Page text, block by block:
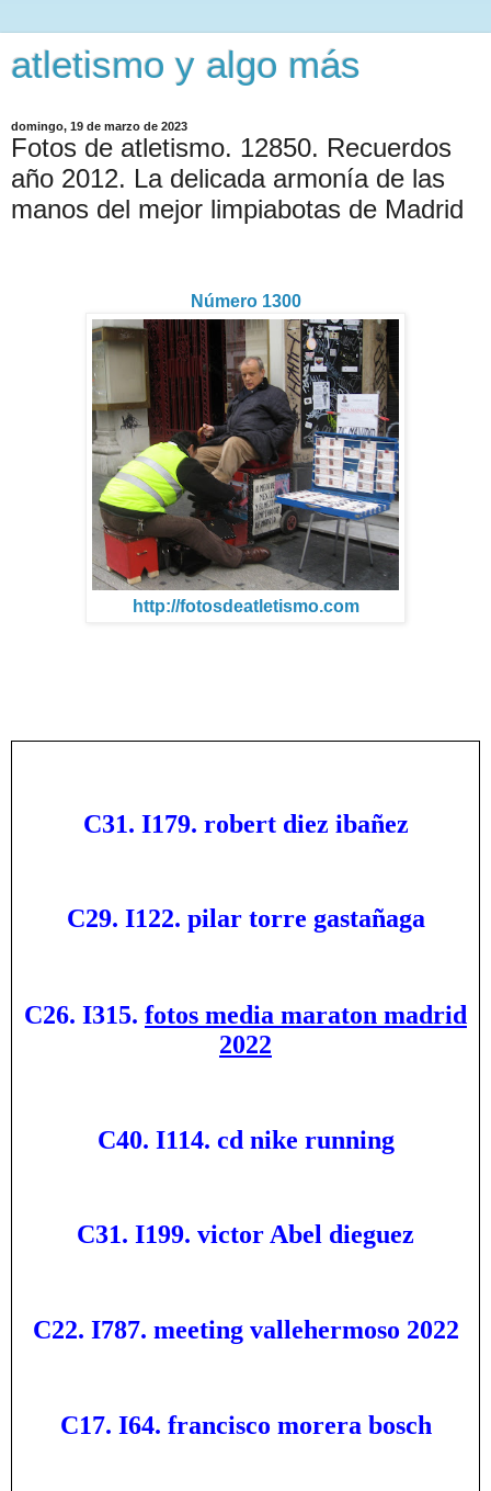
atletismo y algo más
domingo, 19 de marzo de 2023
Fotos de atletismo. 12850. Recuerdos
año 2012. La delicada armonía de las
manos del mejor limpiabotas de Madrid
Número 1300
http://fotosdeatletismo.com
C31. I179. robert diez ibañez
C29. I122. pilar torre gastañaga
C26. I315. fotos media maraton madrid
2022
C40. I114. cd nike running
C31. I199. victor Abel dieguez
C22. I787. meeting vallehermoso 2022
C17. I64. francisco morera bosch